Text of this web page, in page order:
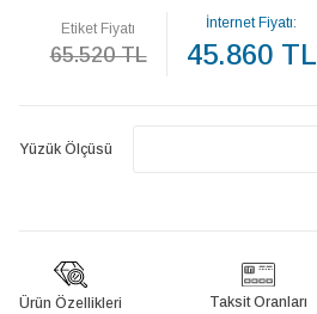
Etiket Fiyatı
65.520 TL
İnternet Fiyatı:
45.860 TL
Yüzük Ölçüsü
Ürün Özellikleri Taksit Oranları